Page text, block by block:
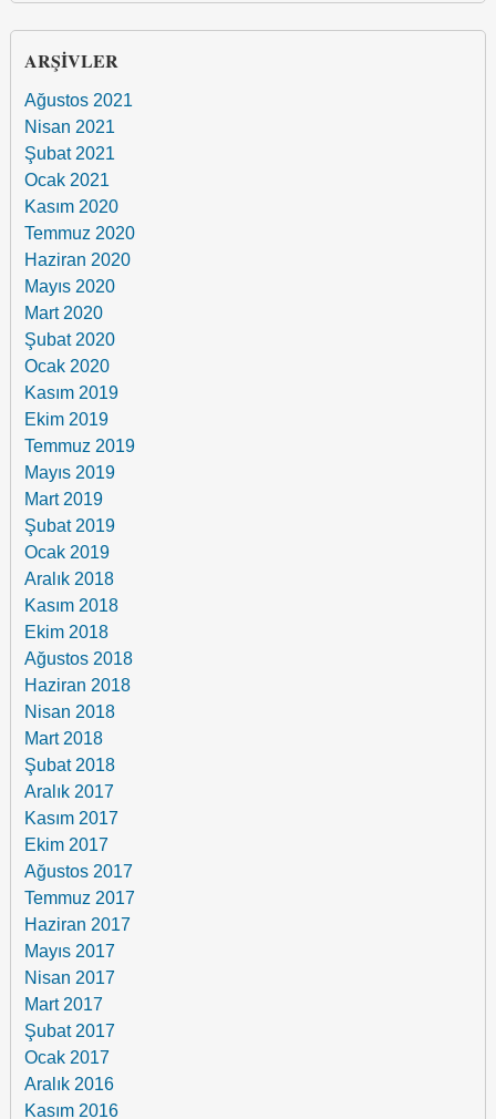
ARŞIVLER
Ağustos 2021
Nisan 2021
Şubat 2021
Ocak 2021
Kasım 2020
Temmuz 2020
Haziran 2020
Mayıs 2020
Mart 2020
Şubat 2020
Ocak 2020
Kasım 2019
Ekim 2019
Temmuz 2019
Mayıs 2019
Mart 2019
Şubat 2019
Ocak 2019
Aralık 2018
Kasım 2018
Ekim 2018
Ağustos 2018
Haziran 2018
Nisan 2018
Mart 2018
Şubat 2018
Aralık 2017
Kasım 2017
Ekim 2017
Ağustos 2017
Temmuz 2017
Haziran 2017
Mayıs 2017
Nisan 2017
Mart 2017
Şubat 2017
Ocak 2017
Aralık 2016
Kasım 2016